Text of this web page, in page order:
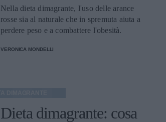
Nella dieta dimagrante, l'uso delle arance
rosse sia al naturale che in spremuta aiuta a
perdere peso e a combattere l'obesità.
VERONICA MONDELLI
Dieta dimagrante: cosa